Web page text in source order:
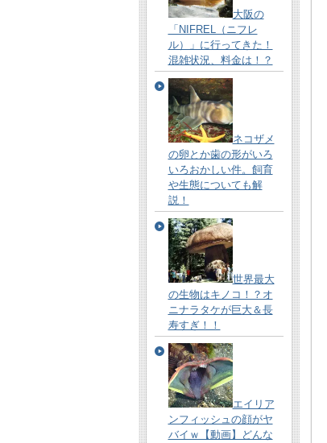
大阪の
「NIFREL（ニフレ
ル）」に行ってきた！
混雑状況、料金は！？
ネコザメ
の卵とか歯の形がいろ
いろおかしい件。飼育
や生態についても解
説！
世界最大
の生物はキノコ！？オ
ニナラタケが巨大＆長
寿すぎ！！
エイリア
ンフィッシュの顔がヤ
バイｗ【動画】どんな